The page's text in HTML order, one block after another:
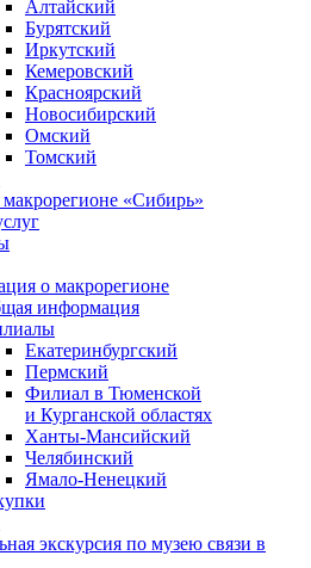
Алтайский
Бурятский
Иркутский
Кемеровский
Красноярский
Новосибирский
Омский
Томский
макрорегионе «Сибирь»
о макрорегионе
информация
Екатеринбургский
Пермский
Филиал в Тюменской
и Курганской областях
Ханты-Мансийский
Челябинский
Ямало-Ненецкий
экскурсия по музею связи в